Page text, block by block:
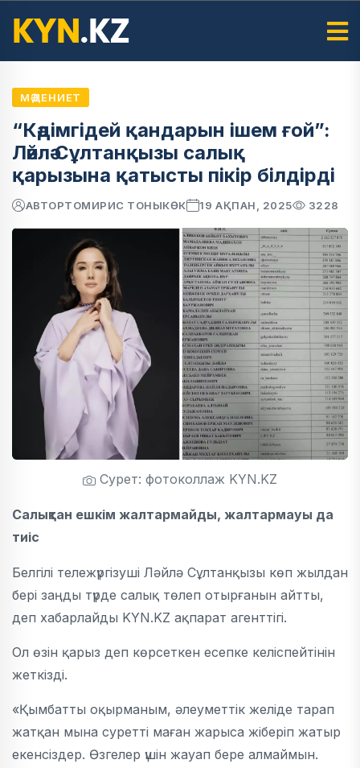
МӘДЕНИЕТ
“Кәдімгідей қандарын ішем ғой”:
Ләйлә Сұлтанқызы салық
қарызына қатысты пікір білдірді
АВТОРТОМИРИС ТОНЫКӨК 19 АҚПАН, 2025 3228
Сурет: фотоколлаж KYN.KZ
Салықтан ешкім жалтармайды, жалтармауы да
тиіс
Белгілі тележүргізуші Ләйлә Сұлтанқызы көп жылдан
бері заңды түрде салық төлеп отырғанын айтты,
деп хабарлайды KYN.KZ ақпарат агенттігі.
Ол өзін қарыз деп көрсеткен есепке келіспейтінін
жеткізді.
«Қымбатты оқырманым, әлеуметтік желіде тарап
жатқан мына суретті маған жарыса жіберіп жатыр
екенсіздер. Өзгелер үшін жауап бере алмаймын.